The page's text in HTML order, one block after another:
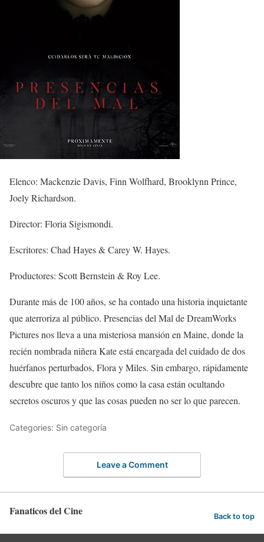
Elenco: Mackenzie Davis, Finn Wolfhard, Brooklynn Prince,
Joely Richardson.
Director: Floria Sigismondi.
Escritores: Chad Hayes & Carey W. Hayes.
Productores: Scott Bernstein & Roy Lee.
Durante más de 100 años, se ha contado una historia inquietante
que aterroriza al público. Presencias del Mal de DreamWorks
Pictures nos lleva a una misteriosa mansión en Maine, donde la
recién nombrada niñera Kate está encargada del cuidado de dos
huérfanos perturbados, Flora y Miles. Sin embargo, rápidamente
descubre que tanto los niños como la casa están ocultando
secretos oscuros y que las cosas pueden no ser lo que parecen.
Categories: Sin categoría
Leave a Comment
Fanaticos del Cine Back to top